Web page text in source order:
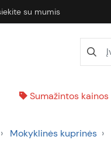
su mumis
Sumažintos kainos
Mokyklinės kuprinės